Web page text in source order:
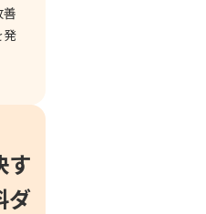
善
発
す
ダ